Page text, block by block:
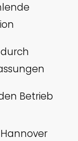
Betrieb